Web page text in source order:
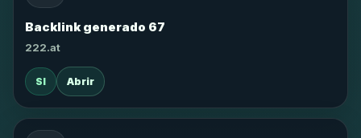
Backlink generado 67
222.at
SI Abrir